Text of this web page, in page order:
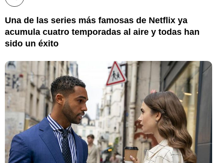
Compartir esta noticia
Una de las series más famosas de Netflix ya
acumula cuatro temporadas al aire y todas han
sido un éxito